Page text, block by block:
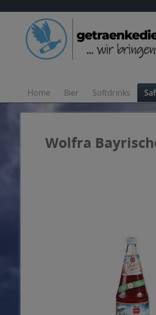
Home Bier Softdrinks
Wolfra